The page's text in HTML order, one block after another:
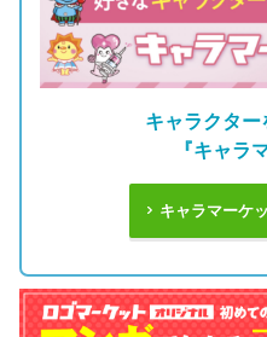
キャラクタ
『キャラ
キャラマーケ